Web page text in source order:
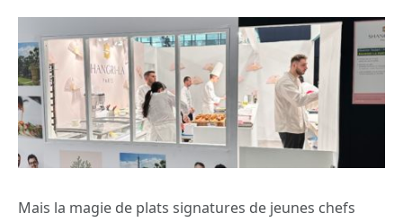
Mais la magie de plats signatures de jeunes chefs